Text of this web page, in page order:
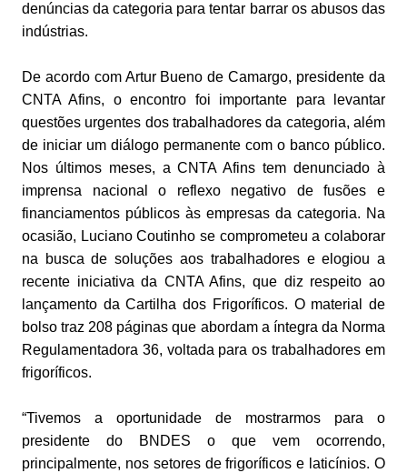
denúncias da categoria para tentar barrar os abusos das
indústrias.
De acordo com Artur Bueno de Camargo, presidente da
CNTA Afins, o encontro foi importante para levantar
questões urgentes dos trabalhadores da categoria, além
de iniciar um diálogo permanente com o banco público.
Nos últimos meses, a CNTA Afins tem denunciado à
imprensa nacional o reflexo negativo de fusões e
financiamentos públicos às empresas da categoria. Na
ocasião, Luciano Coutinho se comprometeu a colaborar
na busca de soluções aos trabalhadores e elogiou a
recente iniciativa da CNTA Afins, que diz respeito ao
lançamento da Cartilha dos Frigoríficos. O material de
bolso traz 208 páginas que abordam a íntegra da Norma
Regulamentadora 36, voltada para os trabalhadores em
frigoríficos.
“Tivemos a oportunidade de mostrarmos para o
presidente do BNDES o que vem ocorrendo,
principalmente, nos setores de frigoríficos e laticínios. O